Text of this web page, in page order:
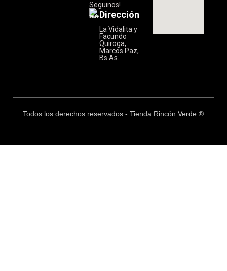
Seguinos!
Dirección
La Vidalita y
Facundo
Quiroga,
Marcos Paz,
Bs As.
Todos los derechos reservados - Tienda Rincón Verde ®